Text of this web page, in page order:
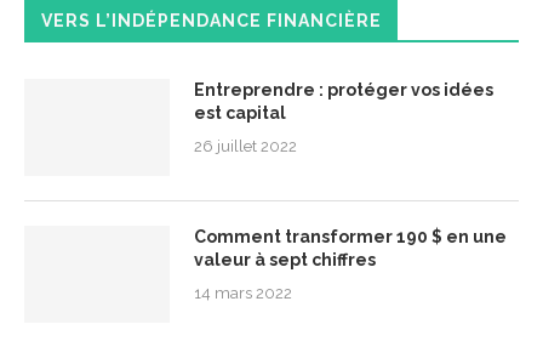
VERS L’INDÉPENDANCE FINANCIÈRE
Entreprendre : protéger vos idées
est capital
26 juillet 2022
Comment transformer 190 $ en une
valeur à sept chiffres
14 mars 2022